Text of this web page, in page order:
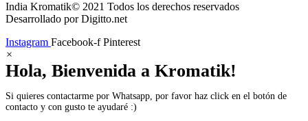
India Kromatik© 2021 Todos los derechos reservados
Desarrollado por Digitto.net
Instagram Facebook-f Pinterest
×
Hola, Bienvenida a Kromatik!
Si quieres contactarme por Whatsapp, por favor haz click en el botón de
contacto y con gusto te ayudaré :)